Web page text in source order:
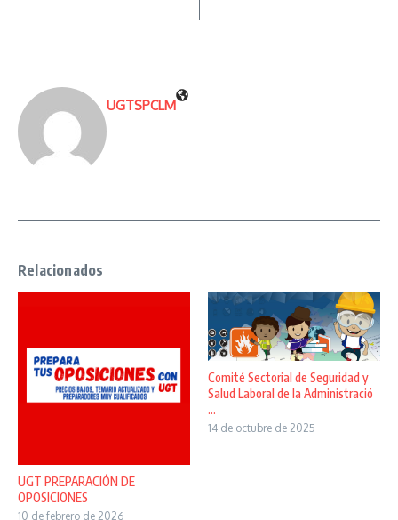
UGTSPCLM
Relacionados
UGT PREPARACIÓN DE
OPOSICIONES
10 de febrero de 2026
Comité Sectorial de Seguridad y
Salud Laboral de la Administració
...
14 de octubre de 2025